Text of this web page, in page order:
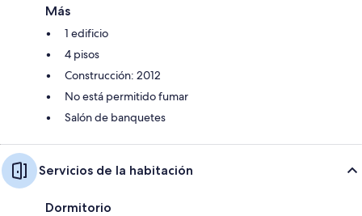
Más
1 edificio
4 pisos
Construcción: 2012
No está permitido fumar
Salón de banquetes
Servicios de la habitación
Dormitorio